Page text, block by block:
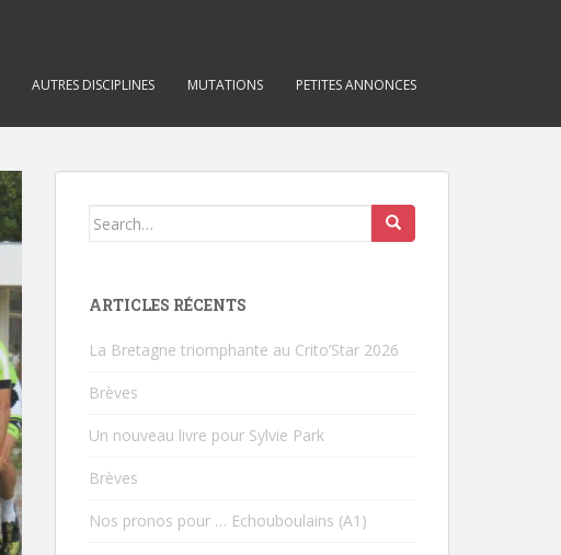
AUTRES DISCIPLINES MUTATIONS PETITES ANNONCES
Search for:
ARTICLES RÉCENTS
La Bretagne triomphante au Crito’Star 2026
Brèves
Un nouveau livre pour Sylvie Park
Brèves
Nos pronos pour … Echouboulains (A1)